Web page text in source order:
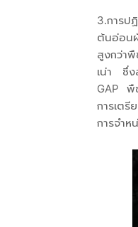
3.การป
ต้นอ่อน
สูงกว่า
เน่า ซึ่ง
GAP พื
การเต
การจำ